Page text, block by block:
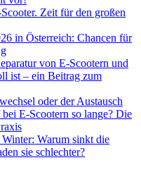
Zeit für den großen
in Österreich: Chancen für
von E-Scootern und
ist – ein Beitrag zum
oder der Austausch
E-Scootern so lange? Die
Warum sinkt die
sie schlechter?